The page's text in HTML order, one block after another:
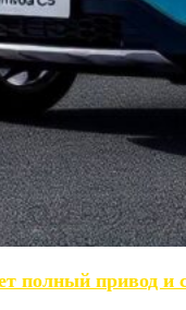
полный привод и